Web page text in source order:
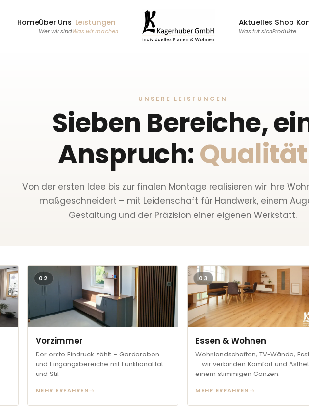
HomeÜber Uns
Wer wir sind
Leistungen
Was wir machen
Aktuelles
Was tut sich
Shop
Produkte
UNSERE LEISTUNGEN
Sieben Bereiche,
Anspruch:Qualität
Von der ersten Idee bis zur finalen Montage realisieren wir Ihre
maßgeschneidert – mit Leidenschaft für Handwerk, einem
Gestaltung und der Präzision einer eigenen Werkstatt.
02
Vorzimmer
Der erste Eindruck zählt – Garderoben
und Eingangsbereiche mit Funktionalität
und Stil.
MEHR ERFAHREN→
03
Essen & Wohnen
Wohnlandschaften, TV-Wände,
– wir verbinden Komfort und
einem stimmigen Ganzen.
MEHR ERFAHREN→